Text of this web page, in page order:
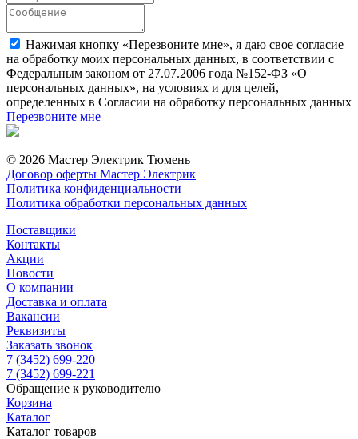
Нажимая кнопку «Перезвоните мне», я даю свое согласие
на обработку моих персональных данных, в соответствии с
Федеральным законом от 27.07.2006 года №152-ФЗ «О
персональных данных», на условиях и для целей,
определенных в Согласии на обработку персональных данных
Перезвоните мне
© 2026 Мастер Электрик Тюмень
Договор оферты Мастер Электрик
Политика конфиденциальности
Политика обработки персональных данных
Поставщики
Контакты
Акции
Новости
О компании
Доставка и оплата
Вакансии
Реквизиты
Заказать звонок
7 (3452) 699-220
7 (3452) 699-221
Обращение к руководителю
Корзина
Каталог
Каталог товаров